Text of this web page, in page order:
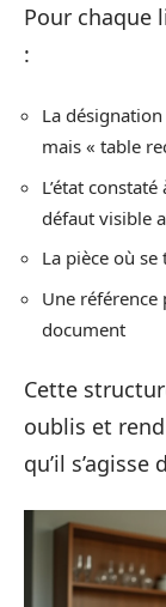
Pour chaque
:
La
mais « table
L’état
défaut visible
La pièce où
Une référence
document
Cette
oublis et
qu’il